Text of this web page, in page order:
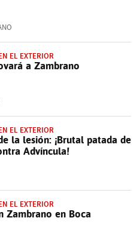
EL EXTERIOR
a Zambrano
EL EXTERIOR
la lesión: ¡Brutal patada de
Advíncula!
EL EXTERIOR
Zambrano en Boca